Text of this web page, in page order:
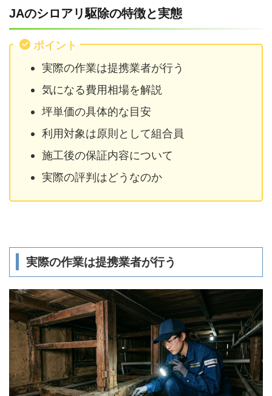
JAのシロアリ駆除の特徴と実態
ポイント
実際の作業は提携業者が行う
気になる費用相場を解説
坪単価の具体的な目安
利用対象は原則として組合員
施工後の保証内容について
実際の評判はどうなのか
実際の作業は提携業者が行う